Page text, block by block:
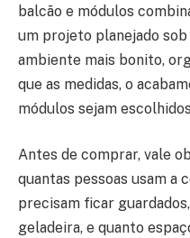
balcão e módulos
um projeto planejado
ambiente mais bonito,
que as medidas, o
módulos sejam
Antes de comprar, vale
quantas pessoas usam a
precisam ficar
geladeira, e quanto